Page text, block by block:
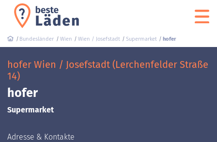
Bundesländer Wien Wien / Josefstadt Supermarket hofer
hofer Wien / Josefstadt (Lerchenfelder Straße
14)
hofer
Supermarket
Adresse & Kontakte